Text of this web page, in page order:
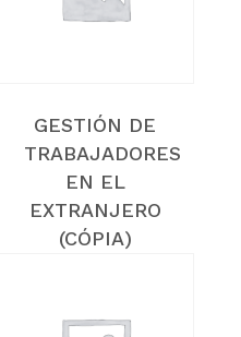
(CÓPIA)
GESTIÓN DE
TRABAJADORES
EN EL
EXTRANJERO
(CÓPIA)
(CÓPIA)